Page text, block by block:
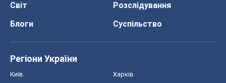
Світ
Розслідування
Блоги
Суспільство
Регіони України
Київ Харків